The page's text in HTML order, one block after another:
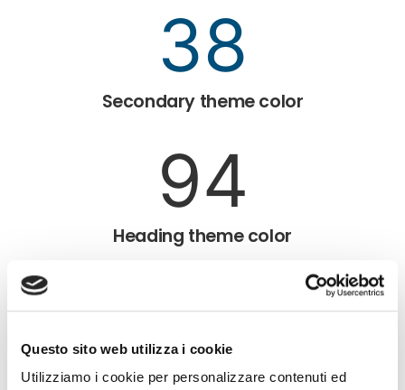
Questo sito web utilizza i cookie
Utilizziamo i cookie per personalizzare contenuti ed
45
Secondary theme color
112
Heading theme color
637
Text theme color